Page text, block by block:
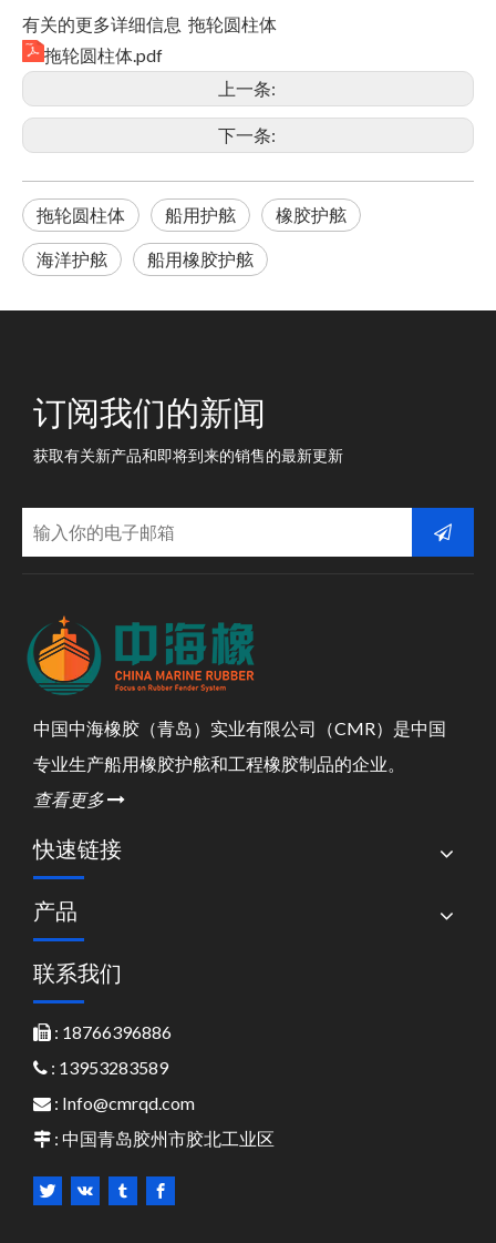
有关的更多详细信息 拖轮圆柱体
拖轮圆柱体.pdf
上一条:
下一条:
拖轮圆柱体 船用护舷 橡胶护舷
海洋护舷 船用橡胶护舷
订阅我们的新闻
获取有关新产品和即将到来的销售的最新更新
中国中海橡胶（青岛）实业有限公司（CMR）是中国
专业生产船用橡胶护舷和工程橡胶制品的企业。
查看更多
快速链接
产品
联系我们
 : 18766396886
 : 13953283589
 : Info@cmrqd.com
 : 中国青岛胶州市胶北工业区